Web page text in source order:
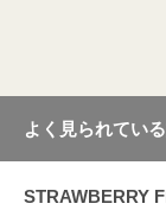
よく見られてい
STRAWBERRY